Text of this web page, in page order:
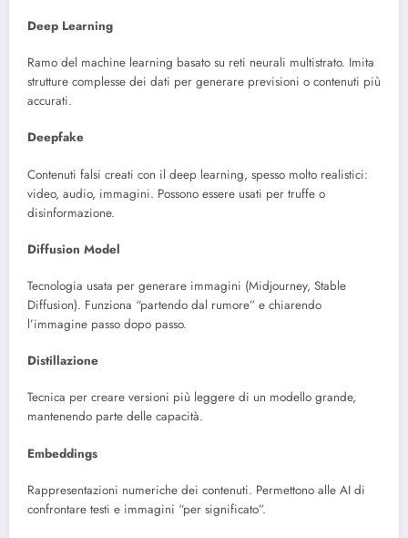
Deep Learning
Ramo del machine learning basato su reti neurali multistrato. Imita
strutture complesse dei dati per generare previsioni o contenuti più
accurati.
Deepfake
Contenuti falsi creati con il deep learning, spesso molto realistici:
video, audio, immagini. Possono essere usati per truffe o
disinformazione.
Diffusion Model
Tecnologia usata per generare immagini (Midjourney, Stable
Diffusion). Funziona “partendo dal rumore” e chiarendo
l’immagine passo dopo passo.
Distillazione
Tecnica per creare versioni più leggere di un modello grande,
mantenendo parte delle capacità.
Embeddings
Rappresentazioni numeriche dei contenuti. Permettono alle AI di
confrontare testi e immagini “per significato”.